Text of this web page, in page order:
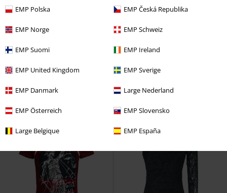
EMP Polska EMP Česká Republika
EMP Norge EMP Schweiz
EMP Suomi EMP Ireland
EMP United Kingdom EMP Sverige
EMP Danmark Large Nederland
EMP Österreich EMP Slovensko
Large Belgique EMP España
19,99 €
Large Rip Nuclear Logo
Megadeth
T-Shirt
% Stampa speciale
Da16,99 €
Aces High Face V1
T-Shirt